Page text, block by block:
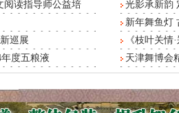
阅读指导师公益培
巡展
度五粮液
光影承新韵
新年舞鱼灯
《枝叶关
天津舞博会